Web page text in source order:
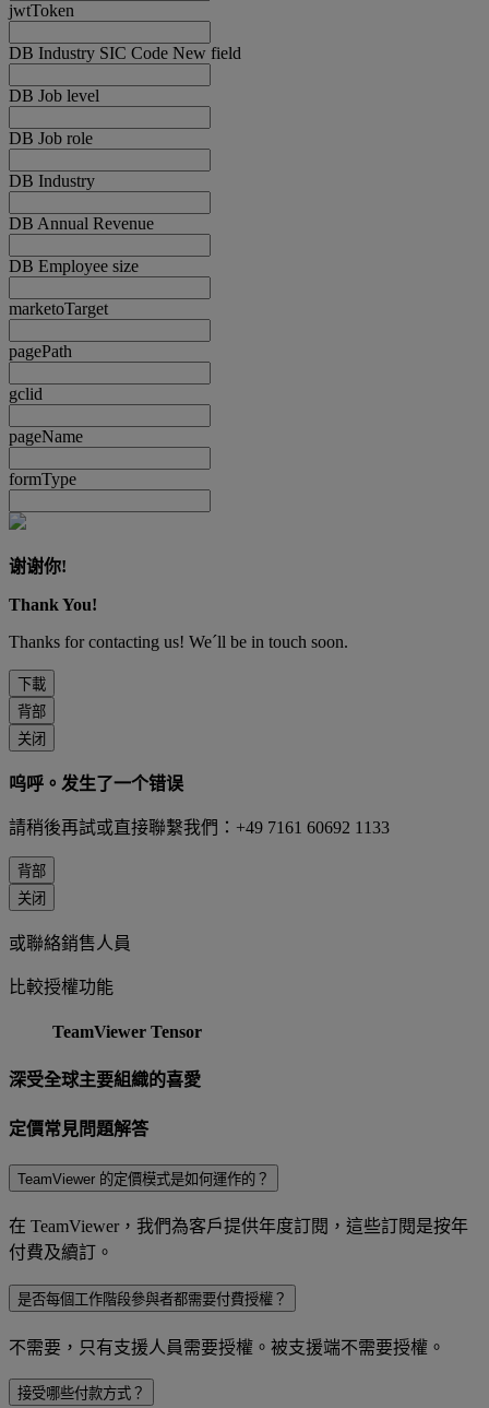
jwtToken
DB Industry SIC Code New field
DB Job level
DB Job role
DB Industry
DB Annual Revenue
DB Employee size
marketoTarget
pagePath
gclid
pageName
formType
谢谢你!
Thank You!
Thanks for contacting us! We´ll be in touch soon.
下載
背部
关闭
呜呼。发生了一个错误
請稍後再試或直接聯繫我們：+49 7161 60692 1133
背部
关闭
或聯絡銷售人員
比較授權功能
TeamViewer Tensor
深受全球主要組織的喜愛
定價常見問題解答
TeamViewer 的定價模式是如何運作的？
在 TeamViewer，我們為客戶提供年度訂閱，這些訂閱是按年
付費及續訂。
是否每個工作階段參與者都需要付費授權？
不需要，只有支援人員需要授權。被支援端不需要授權。
接受哪些付款方式？